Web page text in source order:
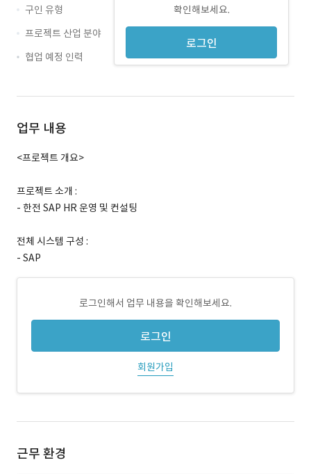
확인해보세요.
로그인
구인 유형
프로젝트 산업 분야
협업 예정 인력
업무 내용
<프로젝트 개요>
프로젝트 소개 :
- 한전 SAP HR 운영 및 컨설팅
전체 시스템 구성 :
- SAP
로그인해서 업무 내용을 확인해보세요.
로그인
회원가입
근무 환경